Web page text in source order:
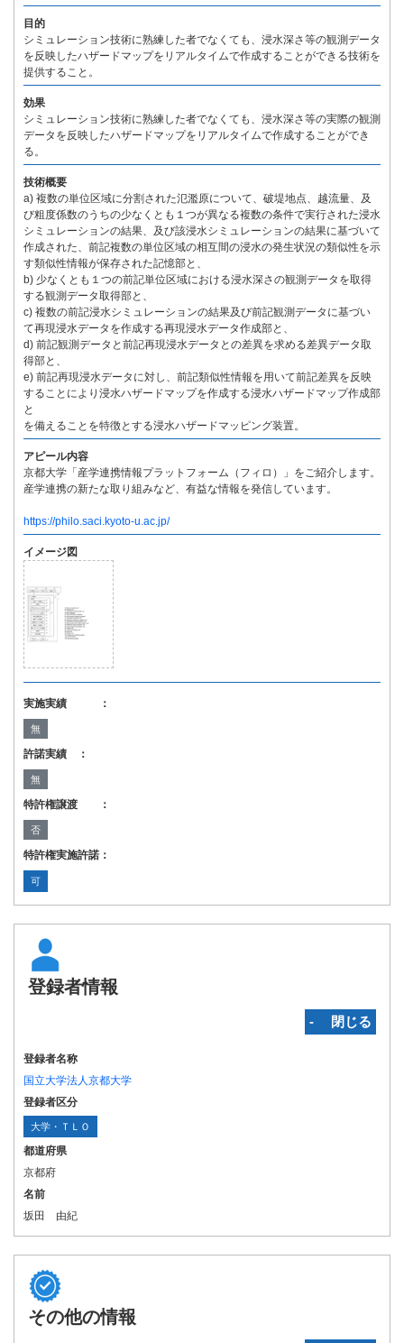
目的
シミュレーション技術に熟練した者でなくても、浸水深さ等の観測データ
を反映したハザードマップをリアルタイムで作成することができる技術を
提供すること。
効果
シミュレーション技術に熟練した者でなくても、浸水深さ等の実際の観測
データを反映したハザードマップをリアルタイムで作成することができ
る。
技術概要
a) 複数の単位区域に分割された氾濫原について、破堤地点、越流量、及
び粗度係数のうちの少なくとも１つが異なる複数の条件で実行された浸水
シミュレーションの結果、及び該浸水シミュレーションの結果に基づいて
作成された、前記複数の単位区域の相互間の浸水の発生状況の類似性を示
す類似性情報が保存された記憶部と、
b) 少なくとも１つの前記単位区域における浸水深さの観測データを取得
する観測データ取得部と、
c) 複数の前記浸水シミュレーションの結果及び前記観測データに基づい
て再現浸水データを作成する再現浸水データ作成部と、
d) 前記観測データと前記再現浸水データとの差異を求める差異データ取
得部と、
e) 前記再現浸水データに対し、前記類似性情報を用いて前記差異を反映
することにより浸水ハザードマップを作成する浸水ハザードマップ作成部
と
を備えることを特徴とする浸水ハザードマッピング装置。
アピール内容
京都大学「産学連携情報プラットフォーム（フィロ）」をご紹介します。
産学連携の新たな取り組みなど、有益な情報を発信しています。
https://philo.saci.kyoto-u.ac.jp/
イメージ図
実施実績 ：
無
許諾実績 ：
無
特許権譲渡 ：
否
特許権実施許諾：
可
登録者情報
‐ 閉じる
登録者名称
国立大学法人京都大学
登録者区分
大学・ＴＬＯ
都道府県
京都府
名前
坂田 由紀
その他の情報